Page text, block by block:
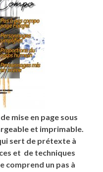
mise en page sous
et imprimable.
sert de prétexte à
et de techniques
comprend un pas à